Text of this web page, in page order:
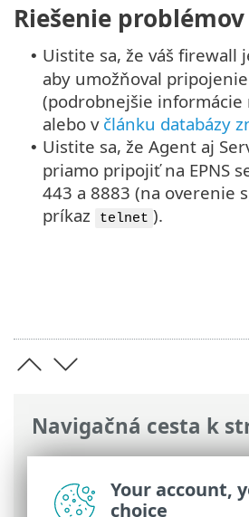
Navigačná cesta k
ESET Online pomocník>
On-Prem
>Špecifikácie>
Notification Service
Riešenie problémov
• Uistite sa, že váš firewall
aby umožňoval pripojenie
(podrobnejšie informácie
alebo v článku databázy
• Uistite sa, že Agent aj
priamo pripojiť na EPNS
443 a 8883 (na overenie
príkaz
telnet ).
Your account,
choice